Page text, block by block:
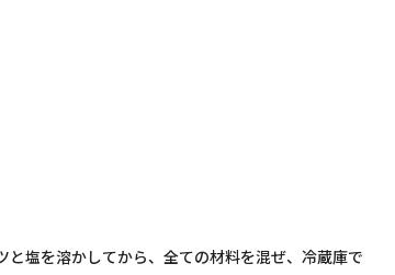
塩を溶かしてから、全ての材料を混ぜ、冷蔵庫で